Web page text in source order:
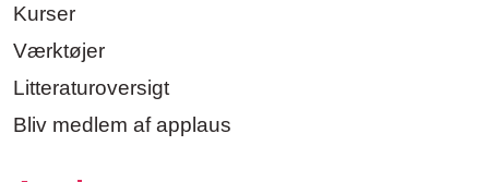
Kurser
Værktøjer
Litteraturoversigt
Bliv medlem af applaus